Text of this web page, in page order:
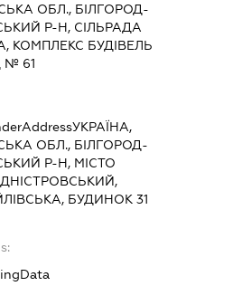
ОБЛ., БІЛГОРОД-
Р-Н, СІЛЬРАДА
КОМПЛЕКС БУДІВЕЛЬ
№ 61
УКРАЇНА,
ОБЛ., БІЛГОРОД-
Р-Н, МІСТО
БУДИНОК 31